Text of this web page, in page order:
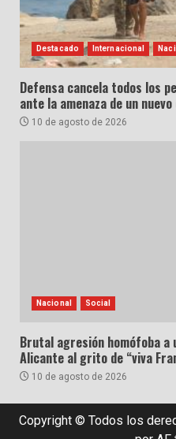
Destacado Internacional
Defensa cancela todos los
ante la amenaza de un
10 de agosto de 2026
Nacional Social
Brutal agresión homófoba a
Alicante al grito de “viva
10 de agosto de 2026
Copyright © Todos los